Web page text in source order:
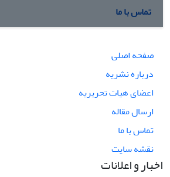
تماس با ما
صفحه اصلی
درباره نشریه
اعضای هیات تحریریه
ارسال مقاله
تماس با ما
نقشه سایت
اخبار و اعلانات